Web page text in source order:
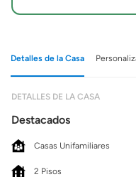
Detalles de la Casa
DETALLES DE LA CASA
Destacados
Casas Unifamiliares
2 Pisos